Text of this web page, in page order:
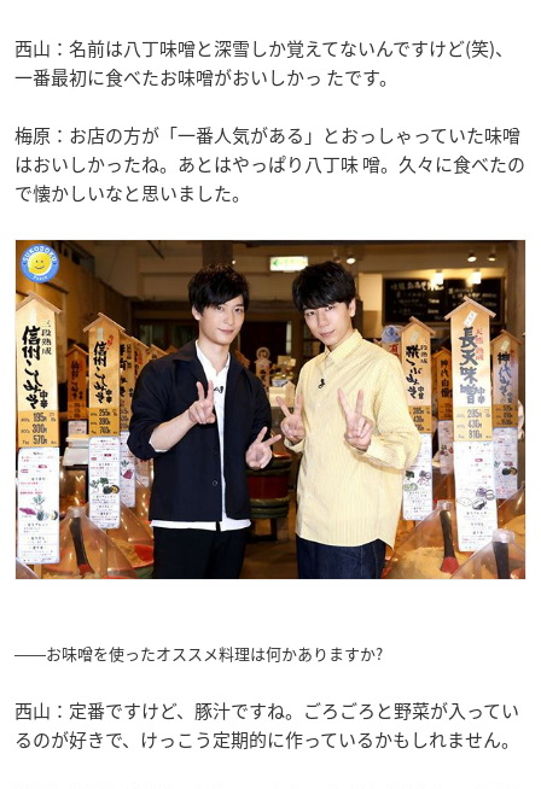
西山：名前は八丁味噌と深雪しか覚えてないんですけど(笑)、
一番最初に食べたお味噌がおいしかっ たです。
梅原：お店の方が「一番人気がある」とおっしゃっていた味噌
はおいしかったね。あとはやっぱり八丁味 噌。久々に食べたの
で懐かしいなと思いました。
――お味噌を使ったオススメ料理は何かありますか?
西山：定番ですけど、豚汁ですね。ごろごろと野菜が入ってい
るのが好きで、けっこう定期的に作っているかもしれません。